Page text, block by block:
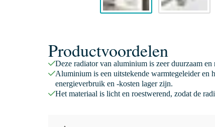
Productvoordelen
Deze radiator van aluminium is zeer duurzaam
Aluminium is een uitstekende warmtegeleider en
energieverbruik en -kosten lager zijn.
Het materiaal is licht en roestwerend, zodat de